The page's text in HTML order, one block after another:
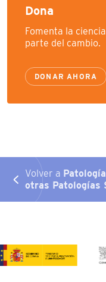
Dona
Fomenta la
parte del cambio.
DONAR AHORA
Volver a
otras Patologías